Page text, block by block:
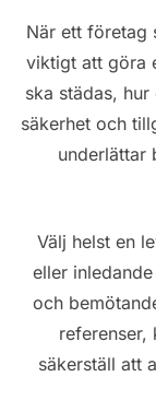
När ett företag
viktigt att göra
ska städas,
säkerhet och
underlättar
Välj helst en
eller
och
referenser,
säkerställ att